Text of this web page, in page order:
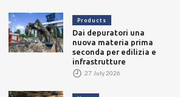
Products
Dai depuratori una
nuova materia prima
seconda per edilizia e
infrastrutture
27 July 2026